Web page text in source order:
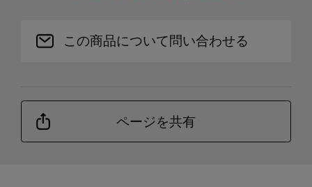
この商品について問い合わせる
ページを共有